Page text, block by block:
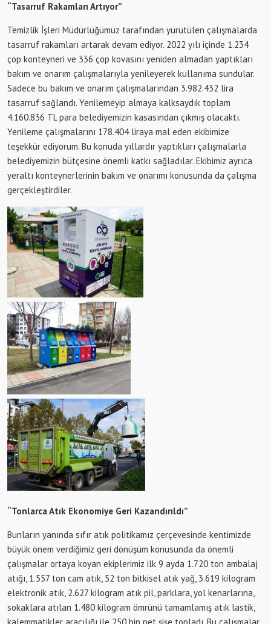
“Tasarruf Rakamları Artıyor”
Temizlik İşleri Müdürlüğümüz tarafından yürütülen çalışmalarda
tasarruf rakamları artarak devam ediyor. 2022 yılı içinde 1.234
çöp konteyneri ve 336 çöp kovasını yeniden almadan yaptıkları
bakım ve onarım çalışmalarıyla yenileyerek kullanıma sundular.
Sadece bu bakım ve onarım çalışmalarından 3.982.432 lira
tasarruf sağlandı. Yenilemeyip almaya kalksaydık toplam
4.160.836 TL para belediyemizin kasasından çıkmış olacaktı.
Yenileme çalışmalarını 178.404 liraya mal eden ekibimize
teşekkür ediyorum. Bu konuda yıllardır yaptıkları çalışmalarla
belediyemizin bütçesine önemli katkı sağladılar. Ekibimiz ayrıca
yeraltı konteynerlerinin bakım ve onarımı konusunda da çalışma
gerçekleştirdiler.
“Tonlarca Atık Ekonomiye Geri Kazandırıldı”
Bunların yanında sıfır atık politikamız çerçevesinde kentimizde
büyük önem verdiğimiz geri dönüşüm konusunda da önemli
çalışmalar ortaya koyan ekiplerimiz ilk 9 ayda 1.720 ton ambalaj
atığı, 1.557 ton cam atık, 52 ton bitkisel atık yağ, 3.619 kilogram
elektronik atık, 2.627 kilogram atık pil, parklara, yol kenarlarına,
sokaklara atılan 1.480 kilogram ömrünü tamamlamış atık lastik,